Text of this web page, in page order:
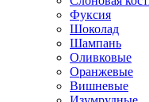
Фуксия
Шоколад
Шампань
Оливковые
Оранжевые
Вишневые